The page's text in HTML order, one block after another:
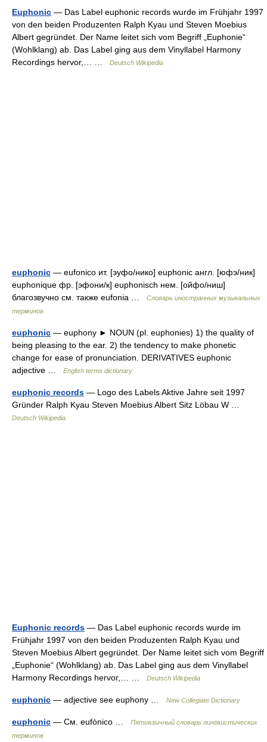
Euphonic — Das Label euphonic records wurde im Frühjahr 1997
von den beiden Produzenten Ralph Kyau und Steven Moebius
Albert gegründet. Der Name leitet sich vom Begriff „Euphonie“
(Wohlklang) ab. Das Label ging aus dem Vinyllabel Harmony
Recordings hervor,… …
Deutsch Wikipedia
euphonic — eufonico ит. [эуфо/нико] euphonic англ. [юфэ/ник]
euphonique фр. [эфони/к] euphonisch нем. [ойфо/ниш]
благозвучно см. также eufonia …
Словарь иностранных музыкальных
терминов
euphonic — euphony ► NOUN (pl. euphonies) 1) the quality of
being pleasing to the ear. 2) the tendency to make phonetic
change for ease of pronunciation. DERIVATIVES euphonic
adjective …
English terms dictionary
euphonic records — Logo des Labels Aktive Jahre seit 1997
Gründer Ralph Kyau Steven Moebius Albert Sitz Löbau W …
Deutsch Wikipedia
Euphonic records — Das Label euphonic records wurde im
Frühjahr 1997 von den beiden Produzenten Ralph Kyau und
Steven Moebius Albert gegründet. Der Name leitet sich vom Begriff
„Euphonie“ (Wohlklang) ab. Das Label ging aus dem Vinyllabel
Harmony Recordings hervor,… …
Deutsch Wikipedia
euphonic — adjective see euphony … New Collegiate Dictionary
euphonic — См. eufònico …
Пятиязычный словарь лингвистических
терминов